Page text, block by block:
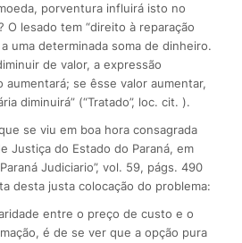
porventura influirá isto no
O lesado tem “direito à reparação
uma determinada soma de dinheiro.
de valor, a expressão
aumentará; se êsse valor aumentar,
diminuirá” (“Tratado”, loc. cit. ).
se viu em boa hora consagrada
Justiça do Estado do Paraná, em
Judiciario”, vol. 59, págs. 490
desta justa colocação do problema:
entre o preço de custo e o
é de se ver que a opção pura